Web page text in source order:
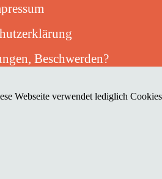
Beschwerden?
Webseite verwendet lediglich